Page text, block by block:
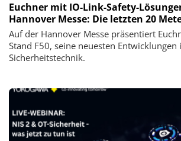
Euchner mit IO-Link-Safety-
Hannover Messe: Die letzten 20
Auf der Hannover Messe präsentiert
Stand F50, seine neuesten Entwicklungen
Sicherheitstechnik.